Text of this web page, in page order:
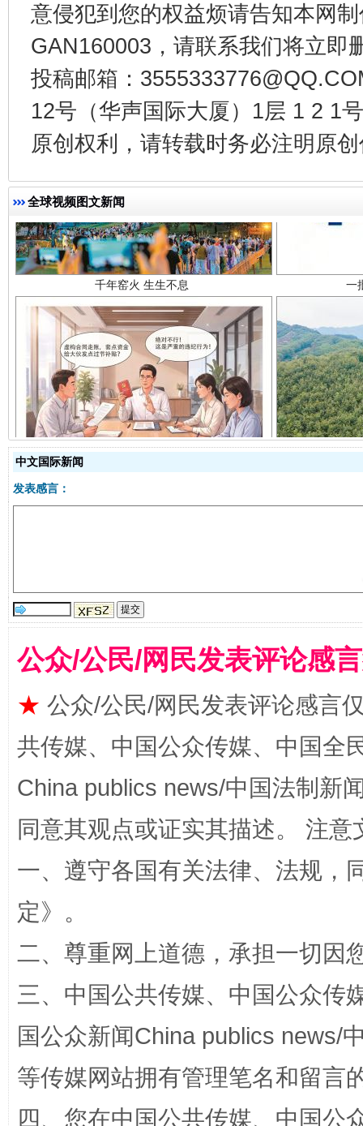
意侵犯到您的权益烦请告知本网
GAN160003，请联系我们将立即
投稿邮箱：
12号（华声国际大厦）1层 1 2 1
原创权利，请转载时务必注明原
全球视频图文新闻千年窑火 生生不息
揭开“小金库”的免责幌子
阿坝州三大球赛在茂县开幕 规模
中文国际新闻
发表感言：
公众/公民/网民发表评论感
★ 公众/公民/网民发表评论感言
共传媒、中国公众传媒、中国全
China publics news/中国法制新
同意其观点或证实其描述。 注
一、遵守各国有关法律、法规，
定》。
二、尊重网上道德，承担一切因
三、中国公共传媒、中国公众传
国公众新闻China publics news/
等传媒网站拥有管理笔名和留言
四、您在中国公共传媒、中国公